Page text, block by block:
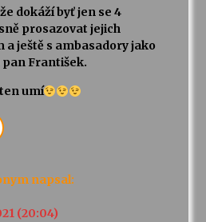
dokáží byť jen se 4
prosazovat jejich
ještě s ambasadory jako
pan František.
umí
napsal:
(20:04)